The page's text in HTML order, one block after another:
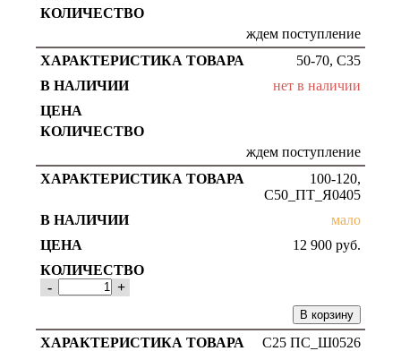
ждем поступление
50-70, С35
нет в наличии
ждем поступление
100-120,
С50_ПТ_Я0405
мало
12 900 руб.
- +
В корзину
С25 ПС_Ш0526